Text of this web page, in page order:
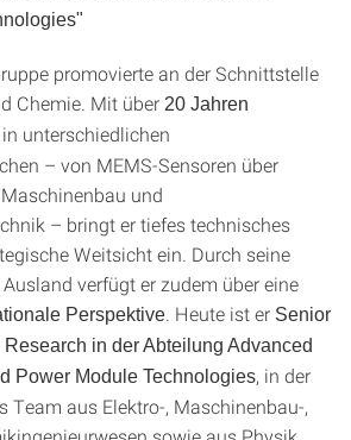
promovierte an der Schnittstelle
Chemie. Mit über 20 Jahren
in unterschiedlichen
– von MEMS-Sensoren über
und
– bringt er tiefes technisches
Weitsicht ein. Durch seine
verfügt er zudem über eine
Perspektive . Heute ist er Senior
in der Abteilung Advanced
Power Module Technologies, in der
Team aus Elektro-, Maschinenbau-,